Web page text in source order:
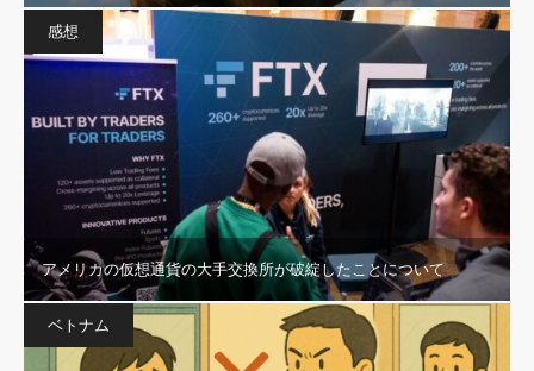
感想
アメリカの仮想通貨の大手交換所が破綻したことについて
ベトナム